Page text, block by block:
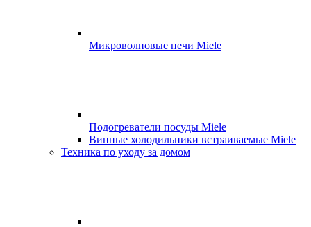
Микроволновые печи Miele
Подогреватели посуды Miele
Винные холодильники встраиваемые Miele
Техника по уходу за домом